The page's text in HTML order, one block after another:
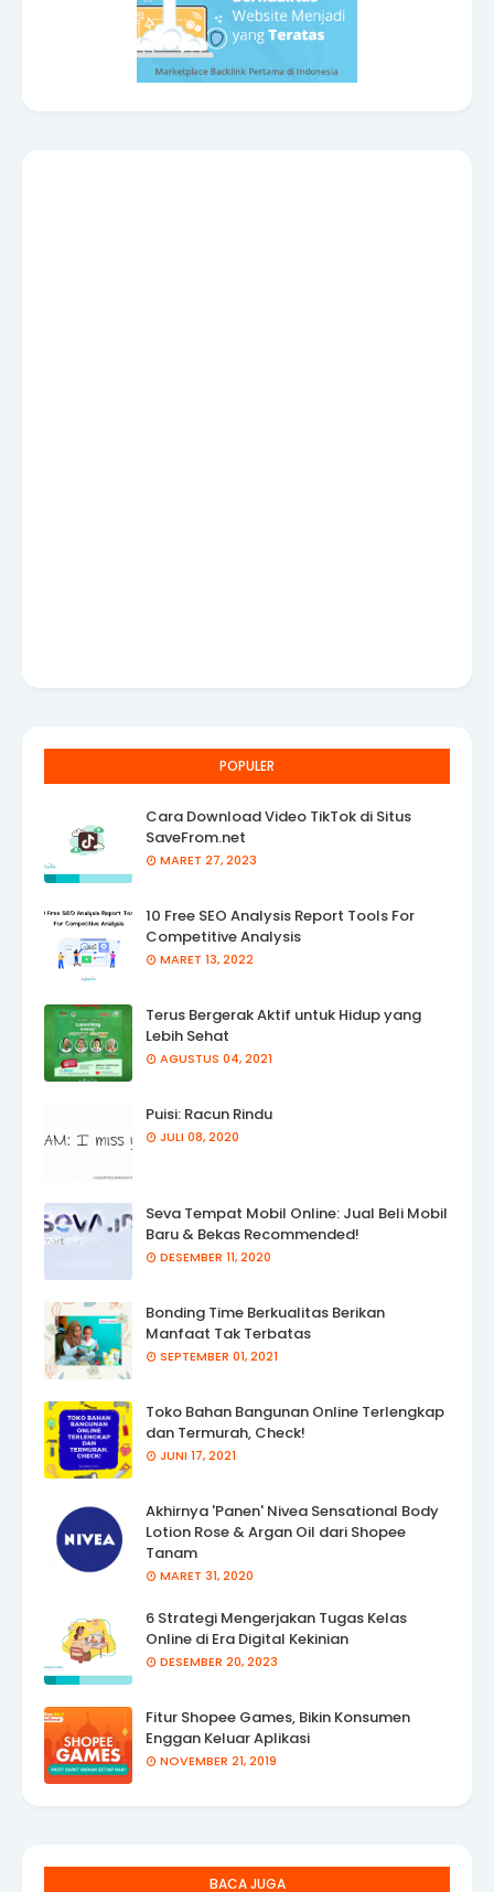
POPULER
Cara Download Video TikTok di Situs
SaveFrom.net
MARET 27, 2023
10 Free SEO Analysis Report Tools For
Competitive Analysis
MARET 13, 2022
Terus Bergerak Aktif untuk Hidup yang
Lebih Sehat
AGUSTUS 04, 2021
Puisi: Racun Rindu
JULI 08, 2020
Seva Tempat Mobil Online: Jual Beli Mobil
Baru & Bekas Recommended!
DESEMBER 11, 2020
Bonding Time Berkualitas Berikan
Manfaat Tak Terbatas
SEPTEMBER 01, 2021
Toko Bahan Bangunan Online Terlengkap
dan Termurah, Check!
JUNI 17, 2021
Akhirnya 'Panen' Nivea Sensational Body
Lotion Rose & Argan Oil dari Shopee
Tanam
MARET 31, 2020
6 Strategi Mengerjakan Tugas Kelas
Online di Era Digital Kekinian
DESEMBER 20, 2023
Fitur Shopee Games, Bikin Konsumen
Enggan Keluar Aplikasi
NOVEMBER 21, 2019
BACA JUGA